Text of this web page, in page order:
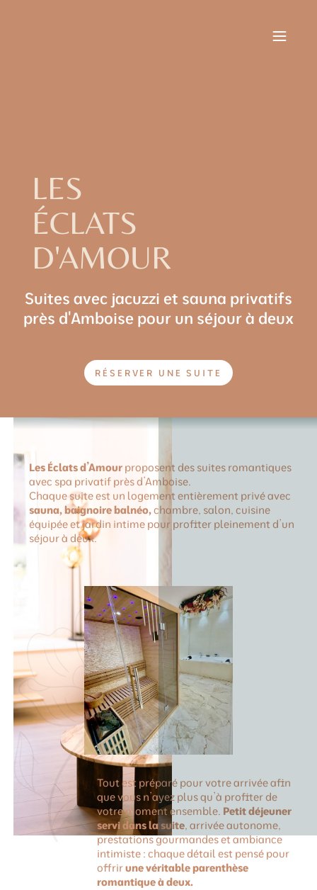
LES
ÉCLATS
D'AMOUR
Suites avec jacuzzi et sauna privatifs
près d'Amboise pour un séjour à deux
RÉSERVER UNE SUITE
Les Éclats d’Amour proposent des suites romantiques
avec spa privatif près d’Amboise
Chaque suite est un logement entièrement privé avec
sauna, baignoire balnéo,chambre, salon, cuisine
équipée et jardin intime pour profiter pleinement d’un
séjour à deux.
Tout est préparé pour votre arrivée afin
que vous n’ayez plus qu’à profiter de
votre moment ensemble. Petit déjeuner
servi dans la suite, arrivée autonome,
prestations gourmandes et ambiance
intimiste : chaque détail est pensé pour
offrirune véritable parenthèse
romantique à deux.